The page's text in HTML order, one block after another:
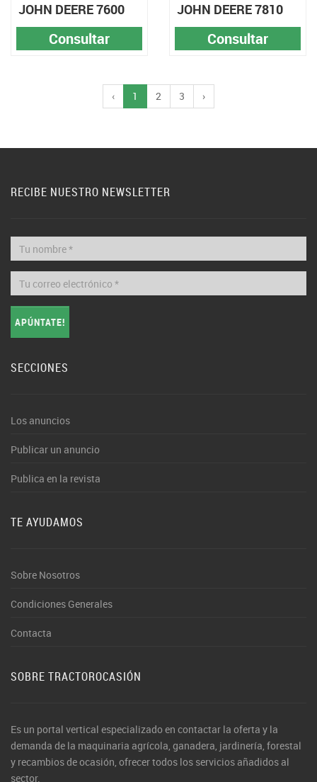
JOHN DEERE 7600
Consultar
JOHN DEERE 7810
Consultar
‹ 1 2 3 ›
RECIBE NUESTRO NEWSLETTER
APÚNTATE!
SECCIONES
Los anuncios
Publicar un anuncio
Publica en la revista
TE AYUDAMOS
Sobre Nosotros
Condiciones Generales
Contacta
SOBRE TRACTOROCASIÓN
Es un portal vertical especializado en contactar la oferta y la
demanda de la maquinaria agrícola, ganadera, jardinería, forestal
y recambios de ocasión, ofrecer todos los servicios añadidos al
sector.